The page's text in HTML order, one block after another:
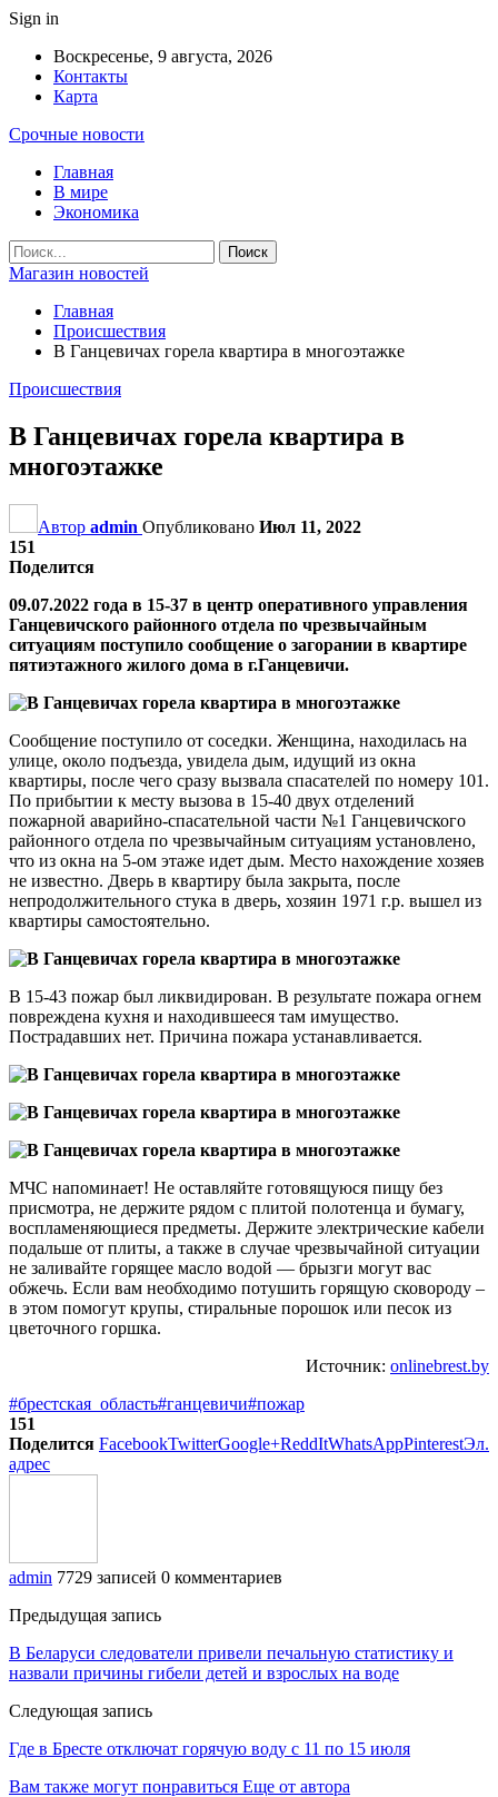
Sign in
Воскресенье, 9 августа, 2026
Контакты
Карта
Срочные новости
Главная
В мире
Экономика
Магазин новостей
Главная
Происшествия
В Ганцевичах горела квартира в многоэтажке
Происшествия
В Ганцевичах горела квартира в
многоэтажке
Автор admin Опубликовано Июл 11, 2022
151
Поделится
09.07.2022 года в 15-37 в центр оперативного управления
Ганцевичского районного отдела по чрезвычайным
ситуациям поступило сообщение о загорании в квартире
пятиэтажного жилого дома в г.Ганцевичи.
Сообщение поступило от соседки. Женщина, находилась на
улице, около подъезда, увидела дым, идущий из окна
квартиры, после чего сразу вызвала спасателей по номеру 101.
По прибытии к месту вызова в 15-40 двух отделений
пожарной аварийно-спасательной части №1 Ганцевичского
районного отдела по чрезвычайным ситуациям установлено,
что из окна на 5-ом этаже идет дым. Место нахождение хозяев
не известно. Дверь в квартиру была закрыта, после
непродолжительного стука в дверь, хозяин 1971 г.р. вышел из
квартиры самостоятельно.
В 15-43 пожар был ликвидирован. В результате пожара огнем
повреждена кухня и находившееся там имущество.
Пострадавших нет. Причина пожара устанавливается.
МЧС напоминает! Не оставляйте готовящуюся пищу без
присмотра, не держите рядом с плитой полотенца и бумагу,
воспламеняющиеся предметы. Держите электрические кабели
подальше от плиты, а также в случае чрезвычайной ситуации
не заливайте горящее масло водой — брызги могут вас
обжечь. Если вам необходимо потушить горящую сковороду –
в этом помогут крупы, стиральные порошок или песок из
цветочного горшка.
Источник: onlinebrest.by
#брестская_область#ганцевичи#пожар
151
Поделится FacebookTwitterGoogle+ReddItWhatsAppPinterestЭл.
адрес
admin 7729 записей 0 комментариев
Предыдущая запись
В Беларуси следователи привели печальную статистику и
назвали причины гибели детей и взрослых на воде
Следующая запись
Где в Бресте отключат горячую воду с 11 по 15 июля
Вам также могут понравиться Еще от автора